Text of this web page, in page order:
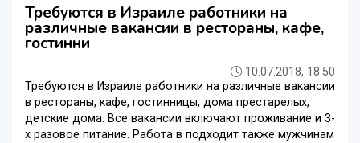
Требуются в Израиле работники на
различные вакансии в рестораны, кафе,
гостинни
10.07.2018, 18:50
Требуются в Израиле работники на различные вакансии
в рестораны, кафе, гостинницы, дома престарелых,
детские дома. Все вакансии включают проживание и 3-
х разовое питание. Работа в подходит также мужчинам